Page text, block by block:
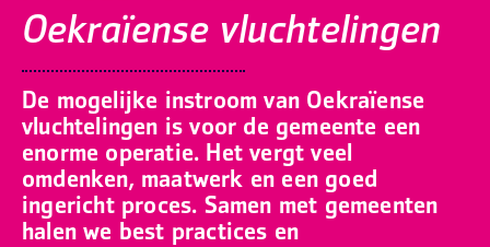
Oekraïense vluchtelingen
De mogelijke instroom van Oekraïense
vluchtelingen is voor de gemeente een
enorme operatie. Het vergt veel
omdenken, maatwerk en een goed
ingericht proces. Samen met gemeenten
halen we best practices en